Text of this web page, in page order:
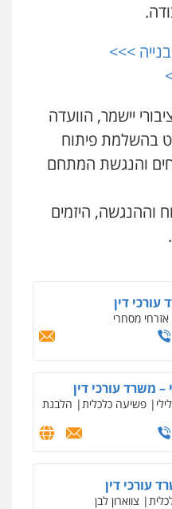
>>>
יישמר, הוועדה
בהשלמת פיתוח
והנגשת המתחם
וההנגשה, היזמים
עו"ד
חילוט ייעוץ לעורכי דין
עורכי דין
משפחה תעבורה כלכלי
דין
אזרחי מסחרי
משרד עורכי דין
פשיעה כלכלית הלבנת
עורכי דין
צווארון לבן
מקצועיים לעורכי דין